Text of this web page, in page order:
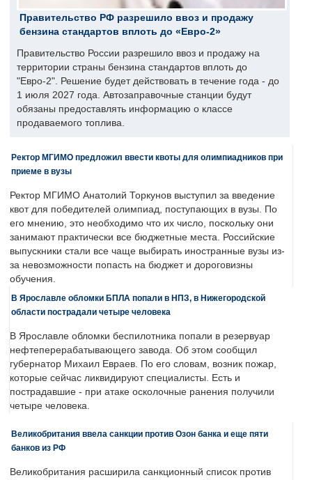
Правительство РФ разрешило ввоз и продажу
бензина стандартов вплоть до «Евро-2»
Правительство России разрешило ввоз и продажу на
территории страны бензина стандартов вплоть до
"Евро-2". Решение будет действовать в течение года - до
1 июля 2027 года. Автозаправочные станции будут
обязаны предоставлять информацию о классе
продаваемого топлива.
Ректор МГИМО предложил ввести квоты для олимпиадников при
приеме в вузы
Ректор МГИМО Анатолий Торкунов выступил за введение
квот для победителей олимпиад, поступающих в вузы. По
его мнению, это необходимо что их число, поскольку они
занимают практически все бюджетные места. Российские
выпускники стали все чаще выбирать иностранные вузы из-
за невозможности попасть на бюджет и дороговизны
обучения.
В Ярославле обломки БПЛА попали в НПЗ, в Нижегородской
области пострадали четыре человека
В Ярославле обломки беспилотника попали в резервуар
нефтеперерабатывающего завода. Об этом сообщил
губернатор Михаил Евраев. По его словам, возник пожар,
которые сейчас ликвидируют специалисты. Есть и
пострадавшие - при атаке осколочные ранения получили
четыре человека.
Великобритания ввела санкции против Озон банка и еще пяти
банков из РФ
Великобритания расширила санкционный список против